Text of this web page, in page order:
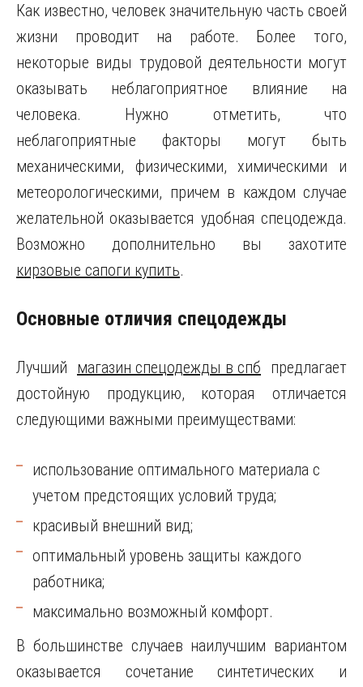
Как известно, человек значительную часть своей
жизни проводит на работе. Более того,
некоторые виды трудовой деятельности могут
оказывать неблагоприятное влияние на
человека. Нужно отметить, что
неблагоприятные факторы могут быть
механическими, физическими, химическими и
метеорологическими, причем в каждом случае
желательной оказывается удобная спецодежда.
Возможно дополнительно вы захотите
кирзовые сапоги купить.
Основные отличия спецодежды
Лучший магазин спецодежды в спб предлагает
достойную продукцию, которая отличается
следующими важными преимуществами:
использование оптимального материала с
учетом предстоящих условий труда;
красивый внешний вид;
оптимальный уровень защиты каждого
работника;
максимально возможный комфорт.
В большинстве случаев наилучшим вариантом
оказывается сочетание синтетических и